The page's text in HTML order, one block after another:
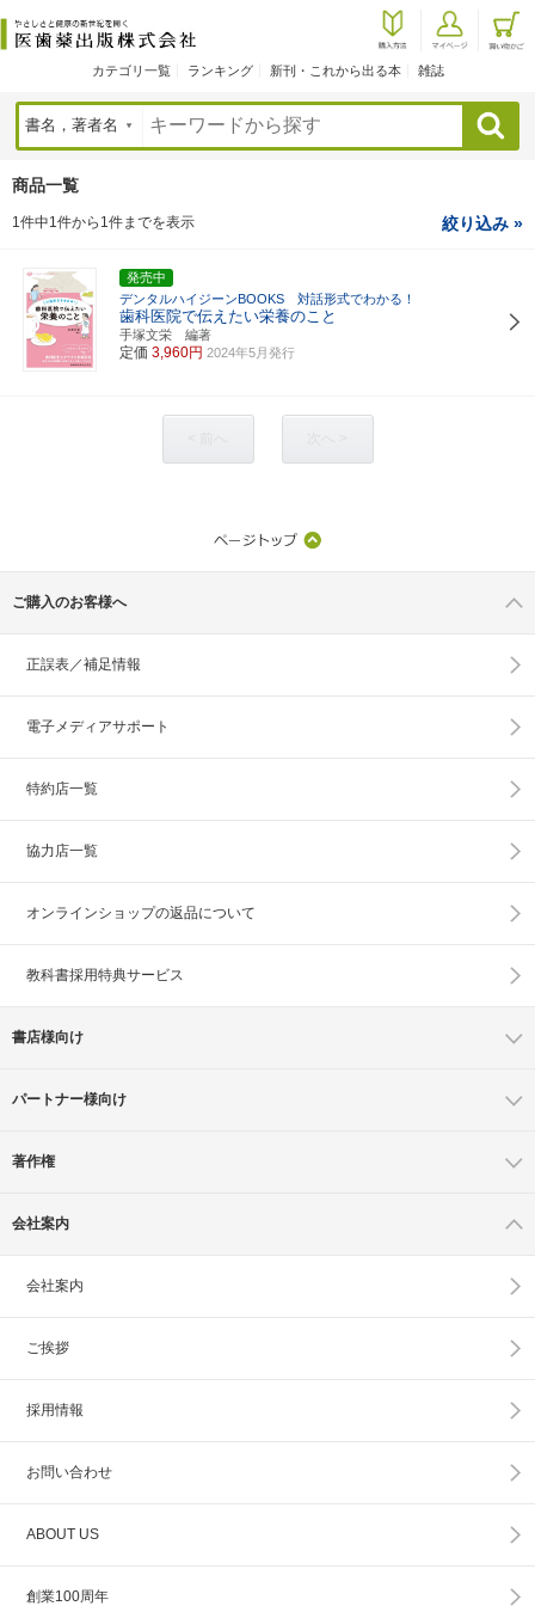
カテゴリ一覧 ランキング 新刊・これから出る本 雑誌
検索
商品一覧
1件中1件から1件までを表示 絞り込み »
発売中
デンタルハイジーンBOOKS 対話形式でわかる！
歯科医院で伝えたい栄養のこと
手塚文栄 編著
定価 3,960円 2024年5月発行
ご購入のお客様へ
正誤表／補足情報
電子メディアサポート
特約店一覧
協力店一覧
オンラインショップの返品について
教科書採用特典サービス
書店様向け
パートナー様向け
著作権
会社案内
会社案内
ご挨拶
採用情報
お問い合わせ
ABOUT US
創業100周年